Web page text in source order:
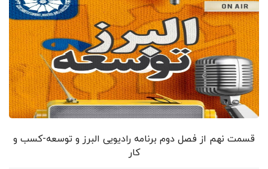
قسمت نهم از فصل دوم برنامه رادیویی البرز و توسعه-کسب و
کار